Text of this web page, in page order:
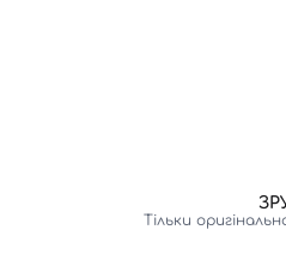
Тільки
Номер телефону